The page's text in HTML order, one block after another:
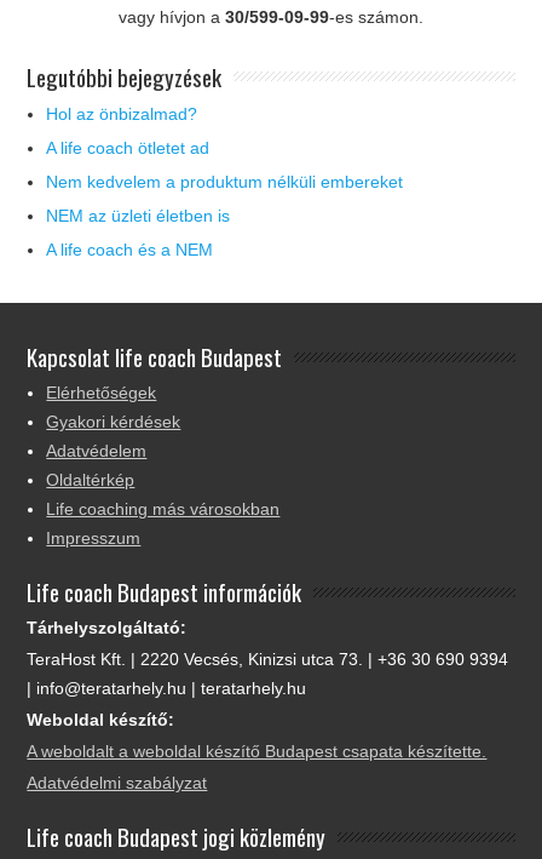
vagy hívjon a 30/599-09-99-es számon.
Legutóbbi bejegyzések
Hol az önbizalmad?
A life coach ötletet ad
Nem kedvelem a produktum nélküli embereket
NEM az üzleti életben is
A life coach és a NEM
Kapcsolat life coach Budapest
Elérhetőségek
Gyakori kérdések
Adatvédelem
Oldaltérkép
Life coaching más városokban
Impresszum
Life coach Budapest információk
Tárhelyszolgáltató:
TeraHost Kft. | 2220 Vecsés, Kinizsi utca 73. | +36 30 690 9394
| info@teratarhely.hu | teratarhely.hu
Weboldal készítő:
A weboldalt a weboldal készítő Budapest csapata készítette.
Adatvédelmi szabályzat
Life coach Budapest jogi közlemény